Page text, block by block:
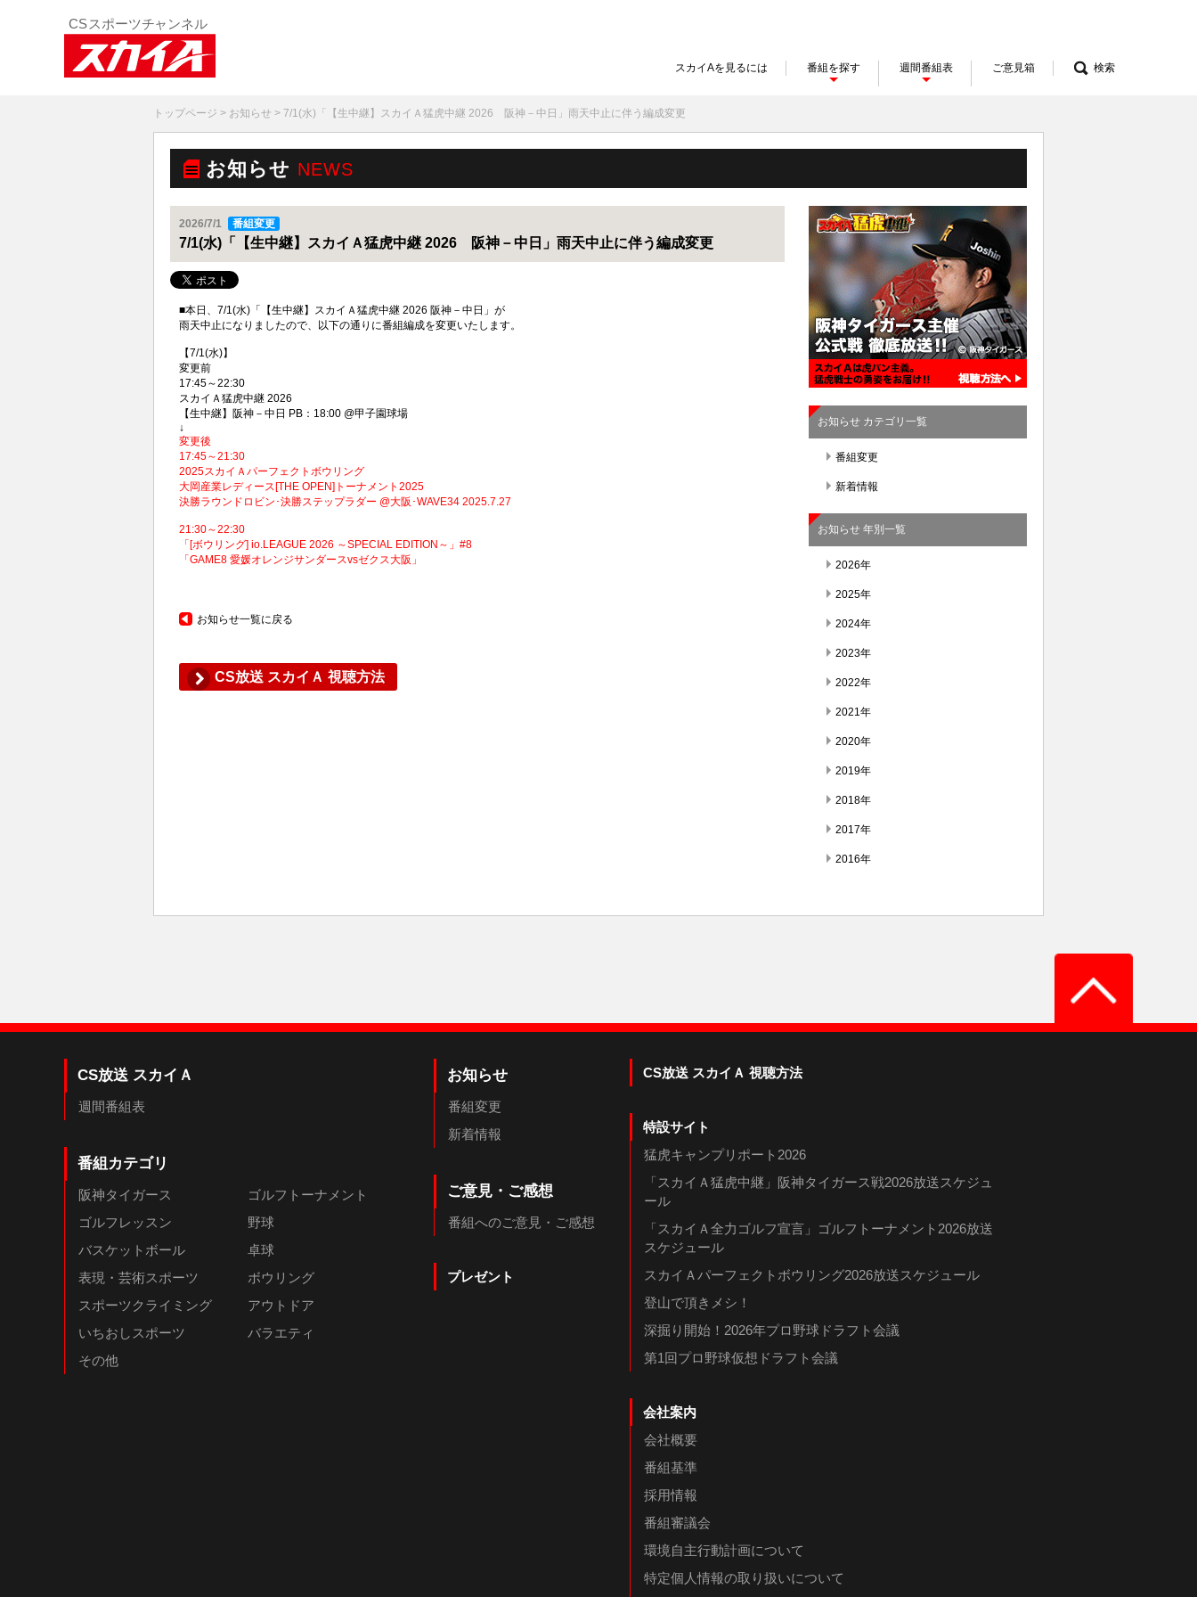
スカイAを見るには 番組を探す 週間番組表 ご意見箱 検索
トップページ > お知らせ > 7/1(水)「【生中継】スカイＡ猛虎中継 2026 阪神－中日」雨天中止に伴う編成変更
お知らせ NEWS
2026/7/1 番組変更
7/1(水)「【生中継】スカイＡ猛虎中継 2026 阪神－中日」雨天中止に伴う編成変更
■本日、7/1(水)「【生中継】スカイＡ猛虎中継 2026 阪神－中日」が
雨天中止になりましたので、以下の通りに番組編成を変更いたします。
【7/1(水)】
変更前
17:45～22:30
スカイＡ猛虎中継 2026
【生中継】阪神－中日 PB：18:00 @甲子園球場
↓
変更後
17:45～21:30
2025スカイＡパーフェクトボウリング
大岡産業レディース[THE OPEN]トーナメント2025
決勝ラウンドロビン･決勝ステップラダー @大阪･WAVE34 2025.7.27
21:30～22:30
「[ボウリング] io.LEAGUE 2026 ～SPECIAL EDITION～」#8
「GAME8 愛媛オレンジサンダースvsゼクス大阪」
お知らせ一覧に戻る
CS放送 スカイＡ 視聴方法
お知らせ カテゴリ一覧
番組変更
新着情報
お知らせ 年別一覧
2026年
2025年
2024年
2023年
2022年
2021年
2020年
2019年
2018年
2017年
2016年
CS放送 スカイＡ
週間番組表
番組カテゴリ
阪神タイガース
ゴルフトーナメント
ゴルフレッスン
野球
バスケットボール
卓球
表現・芸術スポーツ
ボウリング
スポーツクライミング
アウトドア
いちおしスポーツ
バラエティ
その他
お知らせ
番組変更
新着情報
ご意見・ご感想
番組へのご意見・ご感想
プレゼント
CS放送 スカイＡ 視聴方法
特設サイト
猛虎キャンプリポート2026
「スカイＡ猛虎中継」阪神タイガース戦2026放送スケジュ
ール
「スカイＡ全力ゴルフ宣言」ゴルフトーナメント2026放送
スケジュール
スカイＡパーフェクトボウリング2026放送スケジュール
登山で頂きメシ！
深掘り開始！2026年プロ野球ドラフト会議
第1回プロ野球仮想ドラフト会議
会社案内
会社概要
番組基準
採用情報
番組審議会
環境自主行動計画について
特定個人情報の取り扱いについて